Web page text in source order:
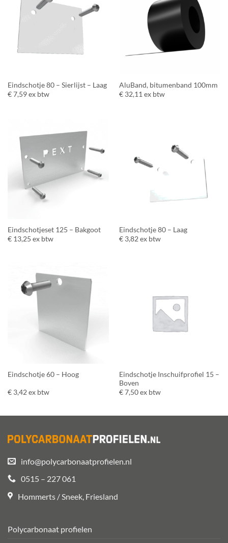
Eindschotje 80 – Sierlijst – Laag
€7,59 ex btw
AluBand, bitumenband 100mm
€32,11 ex btw
Eindschotjeset 125 – Bakgoot
€13,25 ex btw
Eindschotje 80 – Laag
€3,82 ex btw
Eindschotje 60 – Hoog
€3,42 ex btw
Eindschotje Inschuifprofiel 15 –
Boven
€7,50 ex btw
info@polycarbonaatprofielen.nl
0515 – 227 061
Hommerts / Sneek, Friesland
Polycarbonaat profielen